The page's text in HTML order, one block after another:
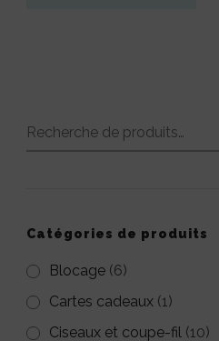
Recherche
Catégories de produits
Blocage (6)
Cartes cadeaux (1)
Ciseaux et coupe-fil (10)